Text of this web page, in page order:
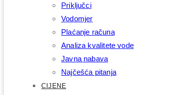
Priključci
Vodomjer
Plaćanje računa
Analiza kvalitete vode
Javna nabava
Najčešća pitanja
CIJENE